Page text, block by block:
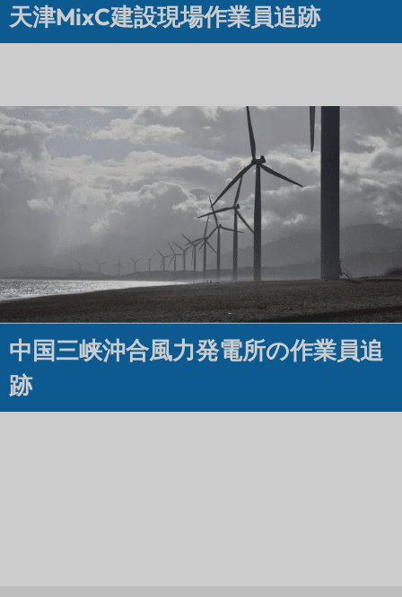
天津MixC建設現場作業員追跡
中国三峡沖合風力発電所の作業員追
跡